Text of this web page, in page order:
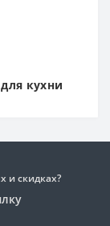
кухни
и скидках?